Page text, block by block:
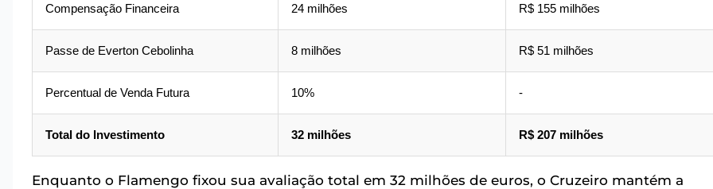
Compensação Financeira 24 milhões R$ 155 milhões
Passe de Everton Cebolinha 8 milhões R$ 51 milhões
Percentual de Venda Futura 10% -
Total do Investimento 32 milhões R$ 207 milhões
Enquanto o Flamengo fixou sua avaliação total em 32 milhões de euros, o Cruzeiro mantém a